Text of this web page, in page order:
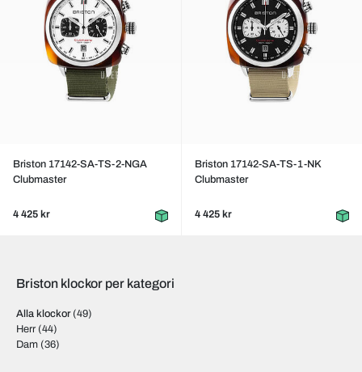
Briston 17142-SA-TS-2-NGA
Clubmaster
4 425 kr
Briston 17142-SA-TS-1-NK
Clubmaster
4 425 kr
Briston klockor per kategori
Alla klockor(49)
Herr (44)
Dam (36)